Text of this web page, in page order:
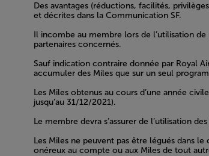
Des avantages (réductions, facilités,
et décrites dans la Communication SF.
Il incombe au membre lors de l’utilisation
partenaires concernés.
Sauf indication contraire donnée par Royal
accumuler des Miles que sur un seul
Les Miles obtenus au cours d’une année
jusqu’au 31/12/2021).
Le membre devra s’assurer de l’utilisation
Les Miles ne peuvent pas être légués dans
onéreux au compte ou aux Miles de tout